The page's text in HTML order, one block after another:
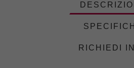
RICHIEDI